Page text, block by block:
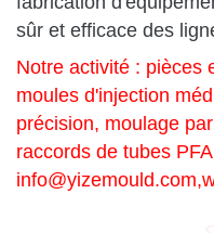
sûr et efficace des
Notre activité : pièces
moules d'injection
précision, moulage
raccords de tubes
info@yizemould.com